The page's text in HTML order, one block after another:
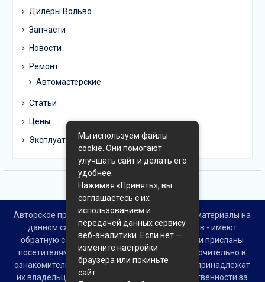
Дилеры Вольво
Запчасти
Новости
Ремонт
Автомастерские
Статьи
Цены
Эксплуатация
Авторское право © Все права защищены. Все материалы на
данном сайте взяты из открытых источников - имеют
обратную ссылку на материал в интернете или присланы
посетителями сайта и предоставляются исключительно в
ознакомительных целях. Права на материалы принадлежат
их владельцам. Администрация сайта ответственности за
Мы используем файлы
cookie. Они помогают
улучшать сайт и делать его
удобнее.
Нажимая «Принять», вы
соглашаетесь с их
использованием и
передачей данных сервису
веб-аналитики. Если нет —
измените настройки
браузера или покиньте
сайт.